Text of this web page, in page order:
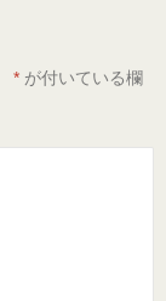
* が付いている欄